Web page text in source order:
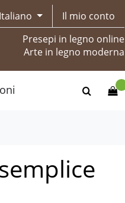
Italiano
Il mio conto
Presepi in legno online
Arte in legno moderna